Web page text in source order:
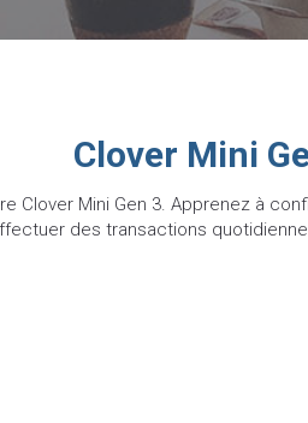
Clover Mini
Clover Mini Gen 3. Apprenez à
des transactions